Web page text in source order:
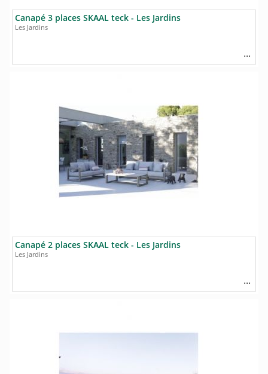
Canapé 3 places SKAAL teck - Les Jardins
Les Jardins
Canapé 2 places SKAAL teck - Les Jardins
Les Jardins